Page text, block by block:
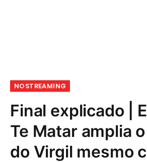
NOSTREAMING
Final explicado |
Te Matar amplia
do Virgil mesmo